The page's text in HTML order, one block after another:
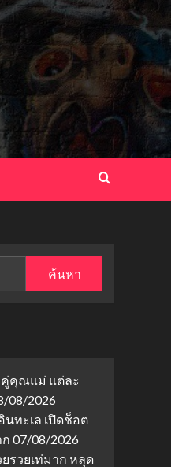
คู่คุณแม่ แต่ละ
08/2026
นทะเล เปิดช็อต
07/08/2026
รวยเท่มาก หลุด